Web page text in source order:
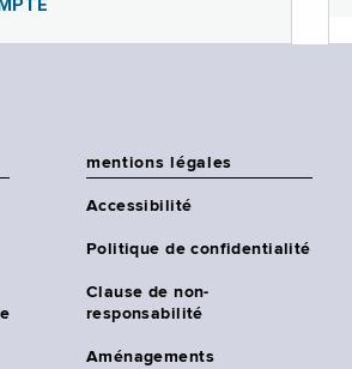
mentions légales
Accessibilité
Politique de confidentialité
Clause de non-
responsabilité
Aménagements